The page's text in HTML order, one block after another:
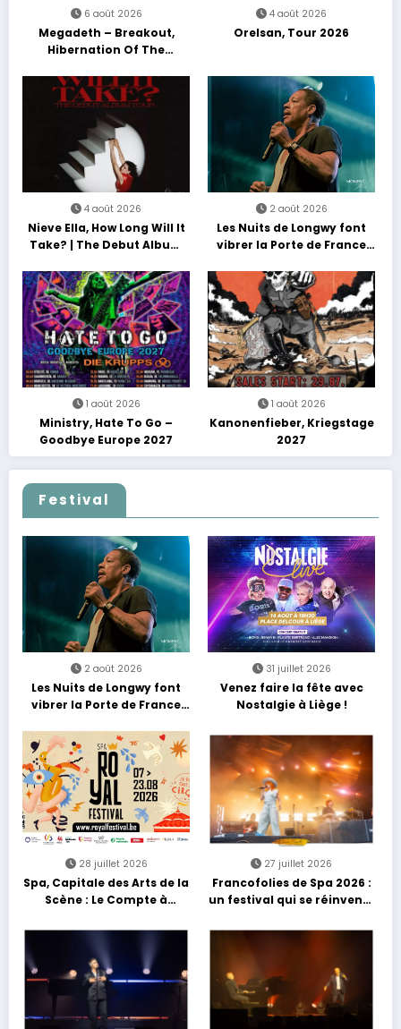
6 août 2026
Megadeth – Breakout,
Hibernation Of The
4 août 2026
Orelsan, Tour 2026
4 août 2026
Nieve Ella, How Long Will It
Take? | The Debut Album
2 août 2026
Les Nuits de Longwy font
vibrer la Porte de France
découvertes et énergie
reggae
1 août 2026
Ministry, Hate To Go –
Goodbye Europe 2027
1 août 2026
Kanonenfieber, Kriegstage
2027
Festival
2 août 2026
Les Nuits de Longwy font
vibrer la Porte de France
découvertes et énergie
reggae
31 juillet 2026
Venez faire la fête avec
Nostalgie à Liège !
28 juillet 2026
Spa, Capitale des Arts de la
Scène : Le Compte à
27 juillet 2026
Francofolies de Spa 2026 :
un festival qui se réinvente
grands moments de scène